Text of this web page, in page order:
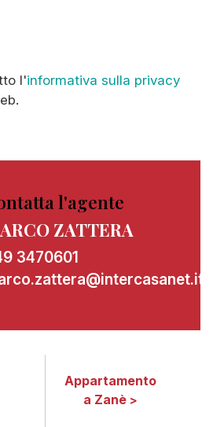
l'informativa sulla privacy
l'agente
ZATTERA
3470601
Appartamento
a Zanè >